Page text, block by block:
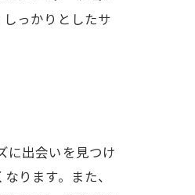
っかりとしたサ
に出会いを見つけ
ります。また、